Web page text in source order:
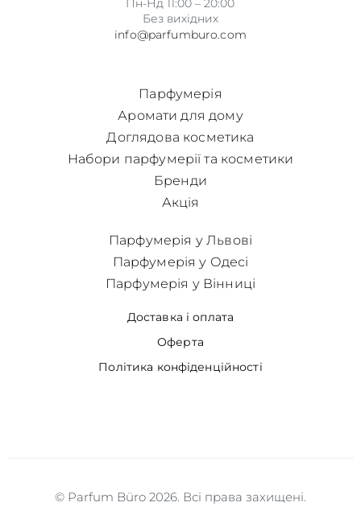
Пн-Нд 11:00 – 20:00
Без вихідних
info@parfumburo.com
Парфумерія
Аромати для дому
Доглядова косметика
Набори парфумерії та косметики
Бренди
Акція
Доставка і оплата
Оферта
Політика конфіденційності
Парфумерія у Львові
Парфумерія у Одесі
Парфумерія у Вінниці
© Parfum Büro 2026. Всі права захищені.